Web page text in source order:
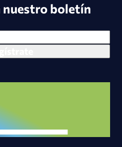
nuestro boletín